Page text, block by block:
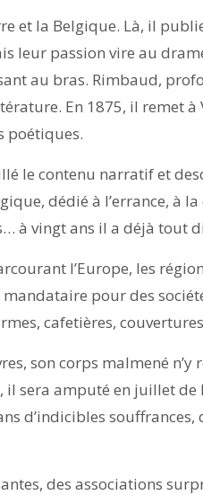
et la Belgique. Là, il
leur passion vire au
au bras. Rimbaud,
En 1875, il remet à
poétiques.
le contenu narratif et
dédié à l’errance, à
à vingt ans il a déjà tout
l’Europe, les
pour des
cafetières,
son corps malmené n’y
il sera amputé en juillet
d’indicibles
des associations